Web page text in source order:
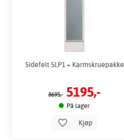
Sidefelt SLP1 + Karmskruepakke
8695,- 5195,-
På lager
Kjøp